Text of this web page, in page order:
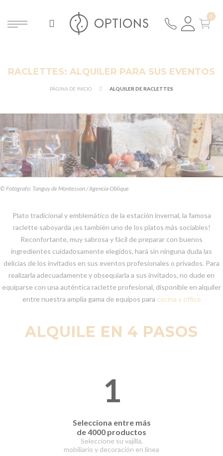
RACLETTES: ALQUILER PARA SUS EVENTOS
PÁGINA DE INICIO ALQUILER DE RACLETTES
© Fotógrafo: Tanguy de Montesson / Agencia Oblique
Plato tradicional y emblemático de la estación invernal, la famosa
raclette saboyarda ¡es también uno de los platos más sociables!
Reconfortante, muy sabrosa y fácil de preparar con buenos
ingredientes cuidadosamente elegidos, hará sin ninguna duda las
delicias de los invitados en sus eventos profesionales o privados. Para
realizarla adecuadamente y obsequiarla a sus invitados, no dude en
equiparse con una auténtica raclette profesional, disponible en alquiler
entre nuestra amplia gama de equipos para cocina y office
ALQUILE EN 4 PASOS
1
Selecciona entre más
de 4000 productos
Seleccione su vajilla,
mobiliario y decoración en línea